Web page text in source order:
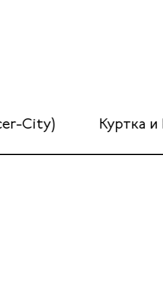
City) Куртка